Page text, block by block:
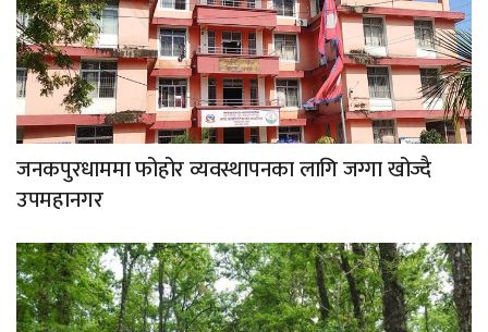
जनकपुरधाममा फोहोर व्यवस्थापनका लागि जग्गा खोज्दै
उपमहानगर